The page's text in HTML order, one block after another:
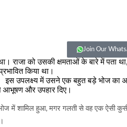
Join Our
राजा को उसकी क्षमताओं के बारे में पता था,
किया था।
इस उपलक्ष्य में उसने एक बहुत बड़े भोज
आभूषण और उपहार दिए।
में शामिल हुआ,मगर गलती से वह एक ऐसी